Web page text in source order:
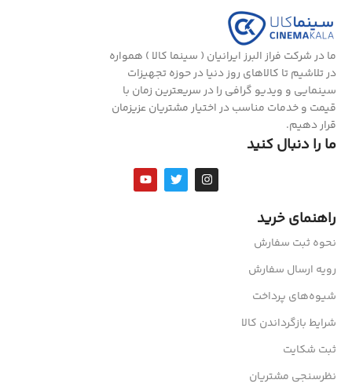
ما در شرکت فراز البرز ایرانیان ( سینما کالا ) همواره
در تلاشیم تا کالاهای روز دنیا در حوزه تجهیزات
سینمایی و ویدیو گرافی را در سریعترین زمان با
قیمت و خدمات مناسب در اختیار مشتریان عزیزمان
قرار دهیم.
ما را دنبال کنید
راهنمای خرید
نحوه ثبت سفارش
رویه ارسال سفارش
شیوه‌های پرداخت
شرایط بازگرداندن کالا
ثبت شکایت
نظرسنجی مشتریان